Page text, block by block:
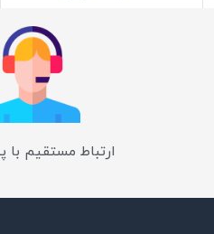
ارتباط مستقیم با